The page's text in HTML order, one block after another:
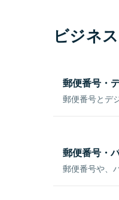
ビジネ
郵便番号・
郵便番号とデ
郵便番号・
郵便番号や、